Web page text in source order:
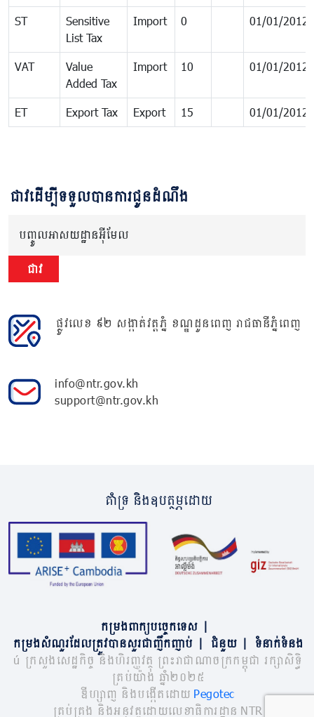
ST
Sensitive
List Tax
Import 0 01/01/2012
VAT
Value
Added Tax
Import 10 01/01/2012
ET Export Tax Export 15 01/01/2012
ជាវដើម្បីទទួលបានការជូនដំណឹង
បញ្ចូលអាសយដ្ឋានអ៊ីមែល
ជាវ
ផ្លូវលេខ ៩២ សង្កាត់វត្តភ្នំ ខណ្ឌដូនពេញ រាជធានីភ្នំពេញ
info@ntr.gov.kh
support@ntr.gov.kh
គាំទ្រ និងឧបត្ថម្ភដោយ
កម្រងពាក្យបច្ចេកទេស
កម្រងសំណួរដែលត្រូវបានសួរជាញឹកញាប់
ជំនួយ
ទំនាក់ទំនង
© ក្រសួងសេដ្ឋកិច្ច និងហិរញ្ញវត្ថុ ព្រះរាជាណាចក្រកម្ពុជា រក្សាសិទ្ធិ
គ្រប់យ៉ាង ឆ្នាំ២០២៥
ឌីហ្សាញ និងបង្កើតដោយ Pegotec
គ្រប់គ្រង និងអនុវត្តដោយលេខាធិការដ្ឋាន NTR